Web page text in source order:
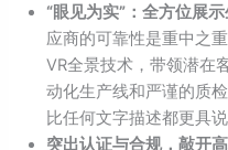
“眼见为实” ：全方位展
应商的可靠性是重中之
VR全景技术，带领潜在
动化生产线和严谨的质
比任何文字描述都更具说
突出认证与合规，敲开